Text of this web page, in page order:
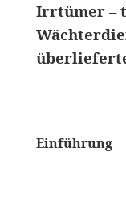
Irrtümer –
Einführung